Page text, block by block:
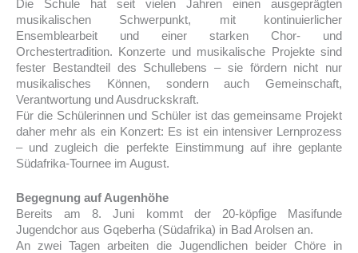
Die Schule hat seit vielen Jahren einen ausgeprägten
musikalischen Schwerpunkt, mit kontinuierlicher
Ensemblearbeit und einer starken Chor- und
Orchestertradition. Konzerte und musikalische Projekte sind
fester Bestandteil des Schullebens – sie fördern nicht nur
musikalisches Können, sondern auch Gemeinschaft,
Verantwortung und Ausdruckskraft.
Für die Schülerinnen und Schüler ist das gemeinsame Projekt
daher mehr als ein Konzert: Es ist ein intensiver Lernprozess
– und zugleich die perfekte Einstimmung auf ihre geplante
Südafrika-Tournee im August.
Begegnung auf Augenhöhe
Bereits am 8. Juni kommt der 20-köpfige Masifunde
Jugendchor aus Gqeberha (Südafrika) in Bad Arolsen an.
An zwei Tagen arbeiten die Jugendlichen beider Chöre in